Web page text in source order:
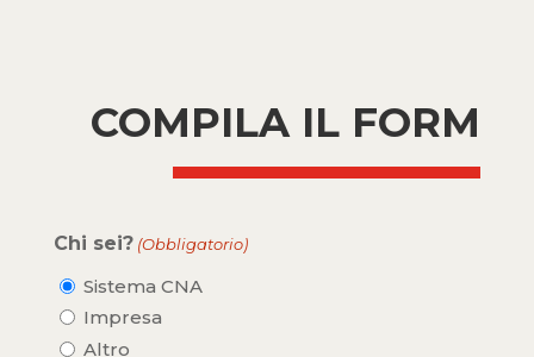
COMPILA IL FORM
Chi sei? (Obbligatorio)
Sistema CNA
Impresa
Altro